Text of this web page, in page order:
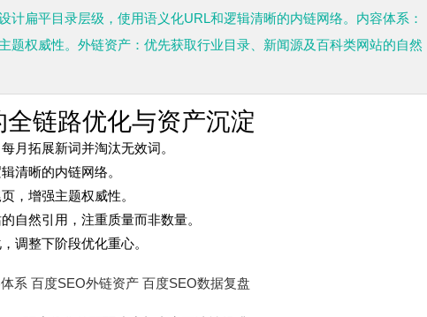
扁平目录层级，使用语义化URL和逻辑清晰的内链网络。内容体系：
题权威性。外链资产：优先获取行业目录、新闻源及百科类网站的自然
链路优化与资产沉淀
04-16 00:15:55 onclick：
月拓展新词并淘汰无效词。
清晰的内链网络。
，增强主题权威性。
自然引用，注重质量而非数量。
调整下阶段优化重心。
系 百度SEO外链资产 百度SEO数据复盘